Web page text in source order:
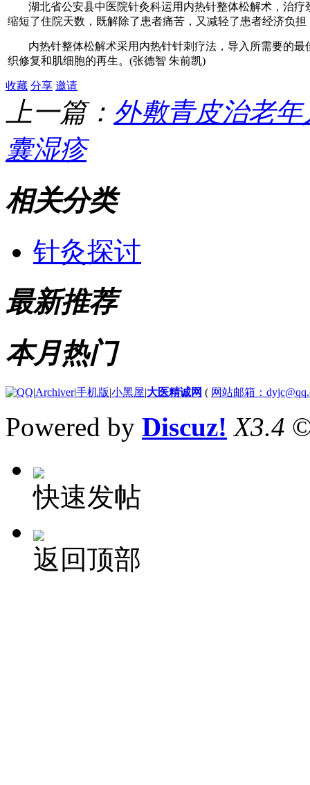
湖北省公安县中医院针灸科运用内热针整体松解术，治
缩短了住院天数，既解除了患者痛苦，又减轻了患者经济负
内热针整体松解术采用内热针针刺疗法，导入所需要的
织修复和肌细胞的再生。(张德智 朱前凯)
收藏 分享 邀请
上一篇： 外敷青皮治老
囊湿疹
相关分类
针灸探讨
最新推荐
本月热门
|Archiver|手机版|小黑屋|大医精诚网 ( 网站邮箱：
Powered by Discuz! X3.4
快速发帖
返回顶部